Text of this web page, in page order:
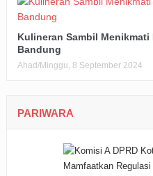
Kulineran Sambil
Bandung
Ahad/Minggu, 8 September 2024
PARIWARA